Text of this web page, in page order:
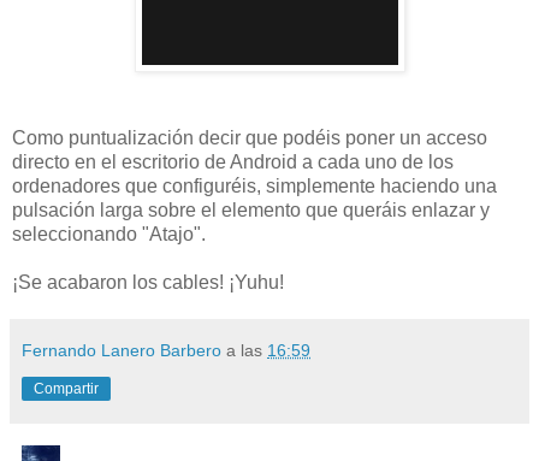
Como puntualización decir que podéis poner un acceso
directo en el escritorio de Android a cada uno de los
ordenadores que configuréis, simplemente haciendo una
pulsación larga sobre el elemento que queráis enlazar y
seleccionando "Atajo".
¡Se acabaron los cables! ¡Yuhu!
Fernando Lanero Barbero a las 16:59
Compartir